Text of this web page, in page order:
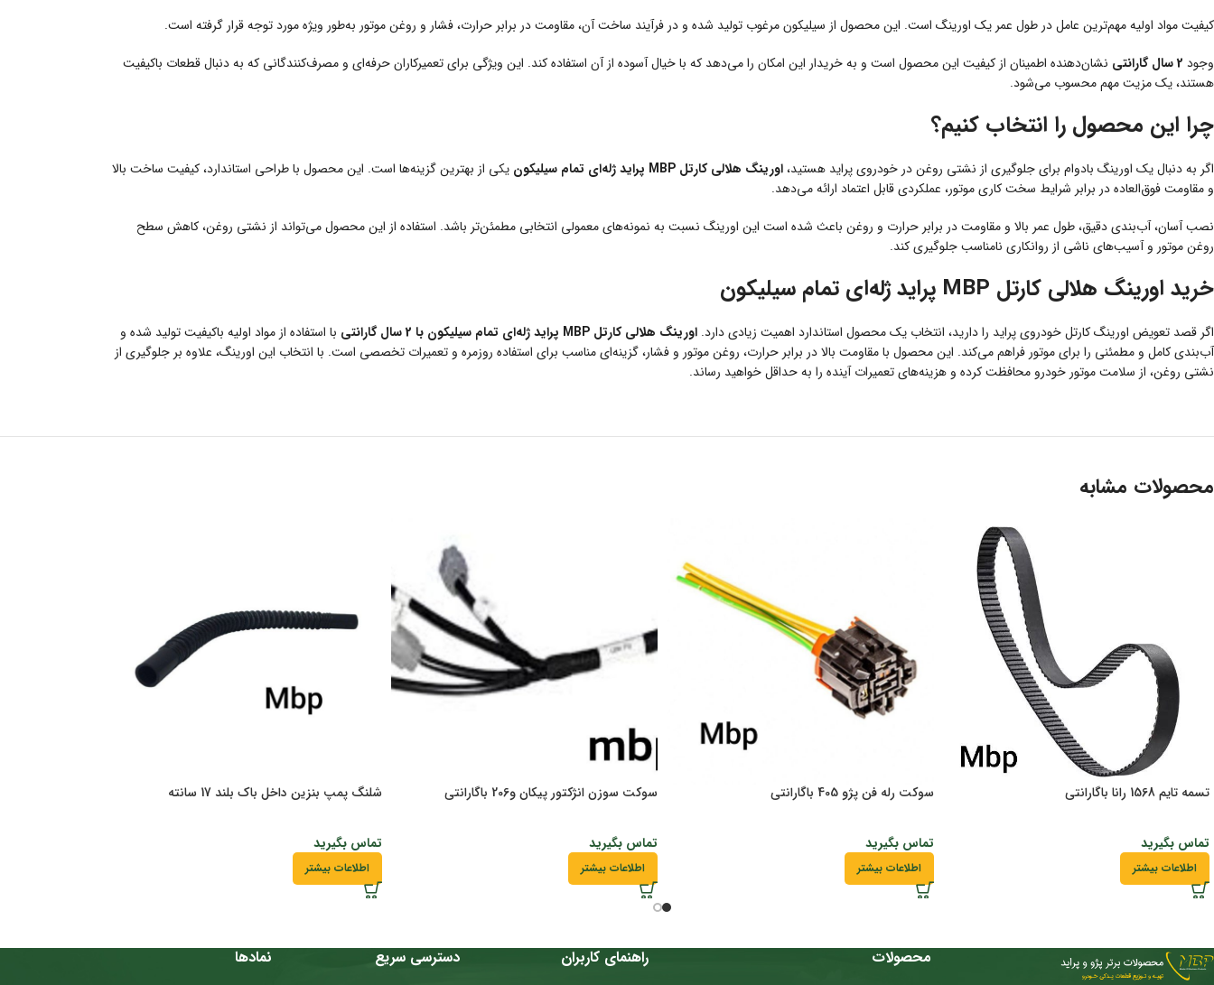
کیفیت مواد اولیه مهم‌ترین عامل در طول عمر یک اورینگ است. این محصول از سیلیکون مرغوب تولید شده و در فرآیند ساخت آن، مقاومت در برابر حرارت، فشار و روغن موتور به‌طور ویژه مورد توجه قرار گرفته است.
وجود 2 سال گارانتی
نشان‌دهنده اطمینان از کیفیت این محصول است و به خریدار این امکان را می‌دهد که با خیال آسوده از آن استفاده کند. این ویژگی برای تعمیرکاران حرفه‌ای و مصرف‌کنندگانی که به دنبال قطعات باکیفیت
هستند، یک مزیت مهم محسوب می‌شود.
چرا این محصول را انتخاب کنیم؟
اگر به دنبال یک اورینگ بادوام برای جلوگیری از نشتی روغن در خودروی پراید هستید،اورینگ هلالی کارتل MBP پراید ژله‌ای تمام سیلیکون
یکی از بهترین گزینه‌ها است. این محصول با طراحی استاندارد، کیفیت ساخت بالا
و مقاومت فوق‌العاده در برابر شرایط سخت کاری موتور، عملکردی قابل اعتماد ارائه می‌دهد.
نصب آسان، آب‌بندی دقیق، طول عمر بالا و مقاومت در برابر حرارت و روغن باعث شده است این اورینگ نسبت به نمونه‌های معمولی انتخابی مطمئن‌تر باشد. استفاده از این محصول می‌تواند از نشتی روغن، کاهش سطح
روغن موتور و آسیب‌های ناشی از روانکاری نامناسب جلوگیری کند.
خرید اورینگ هلالی کارتل MBP پراید ژله‌ای تمام سیلیکون
اگر قصد تعویض اورینگ کارتل خودروی پراید را دارید، انتخاب یک محصول استاندارد اهمیت زیادی دارد. اورینگ هلالی کارتل MBP پراید ژله‌ای تمام سیلیکون با 2 سال گارانتی
با استفاده از مواد اولیه باکیفیت تولید شده و
آب‌بندی کامل و مطمئنی را برای موتور فراهم می‌کند. این محصول با مقاومت بالا در برابر حرارت، روغن موتور و فشار، گزینه‌ای مناسب برای استفاده روزمره و تعمیرات تخصصی است. با انتخاب این اورینگ، علاوه بر جلوگیری از
نشتی روغن، از سلامت موتور خودرو محافظت کرده و هزینه‌های تعمیرات آینده را به حداقل خواهید رساند.
محصولات مشابه
تسمه تایم 1568 رانا باگارانتی
تماس بگیرید
اطلاعات بیشتر
سوکت رله فن پژو 405 باگارانتی
تماس بگیرید
اطلاعات بیشتر
سوکت سوزن انژکتور پیکان و206 باگارانتی
تماس بگیرید
اطلاعات بیشتر
شلنگ پمپ بنزین داخل باک بلند 17 سانته
تماس بگیرید
اطلاعات بیشتر
محصولات راهنمای کاربران دسترسی سریع نمادها